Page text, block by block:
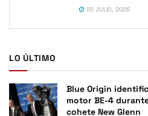
29 JULIO, 2026
LO ÚLTIMO
Blue Origin
motor BE-4
cohete New Glenn